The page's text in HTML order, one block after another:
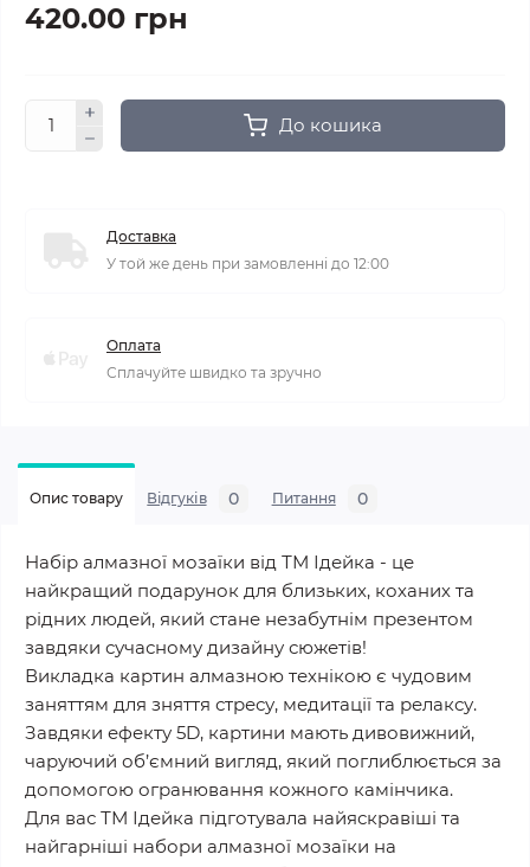
420.00 грн
До кошика
Доставка
У той же день при замовленні до 12:00
Оплата
Сплачуйте швидко та зручно
Опис товару Відгуків 0 Питання 0
Набір алмазної мозаїки від ТМ Ідейка - це
найкращий подарунок для близьких, коханих та
рідних людей, який стане незабутнім презентом
завдяки сучасному дизайну сюжетів!
Викладка картин алмазною технікою є чудовим
заняттям для зняття стресу, медитації та релаксу.
Завдяки ефекту 5D, картини мають дивовижний,
чаруючий об’ємний вигляд, який поглиблюється за
допомогою огранювання кожного камінчика.
Для вас ТМ Ідейка підготувала найяскравіші та
найгарніші набори алмазної мозаїки на